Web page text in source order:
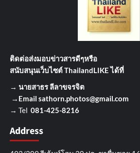
ติดต่อส่งมอบข่าวสารดีๆหรือ
สนับสนุนเว็บไซต์ ThailandLIKE ได้ที่
→ นายสาธร ลีลาขจรจิต
→Email sathorn.photos@gmail.com
→ Tel 081-425-8216
Address